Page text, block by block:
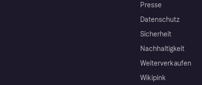
Presse
Datenschutz
Sicherheit
Nachhaltigkeit
Weiterverkaufen
Wikipink